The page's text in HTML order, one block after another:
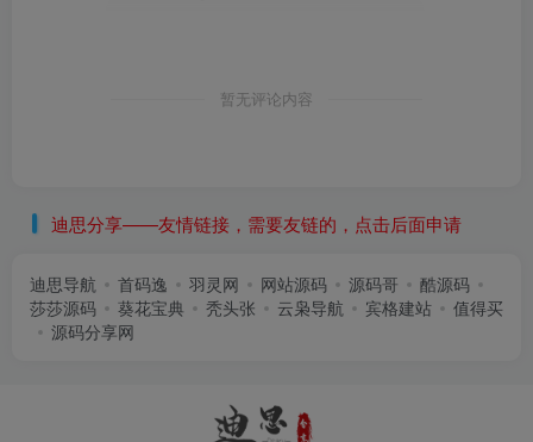
暂无评论内容
迪思分享——友情链接，需要友链的，点击后面申请
迪思导航 首码逸 羽灵网 网站源码 源码哥
酷源码
莎莎源码
葵花宝典 秃头张 云枭导航 宾格建站
值得买
源码分享网